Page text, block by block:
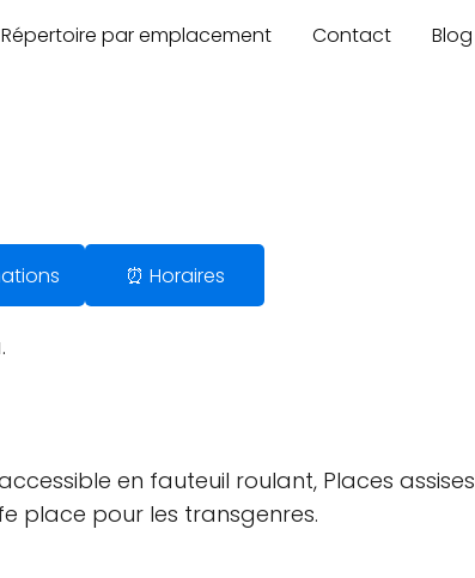
Répertoire par emplacement Contact Blog
⏰ Horaires
en fauteuil roulant, Places assises
place pour les transgenres.